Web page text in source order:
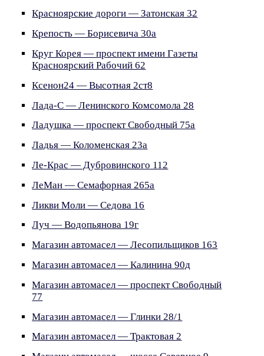
Красноярские дороги — Затонская 32
Крепость — Борисевича 30а
Круг Корея — проспект имени Газеты
Красноярский Рабочий 62
Ксенон24 — Высотная 2ст8
Лада-С — Ленинского Комсомола 28
Ладушка — проспект Свободный 75а
Ладья — Коломенская 23а
Ле-Крас — Дубровинского 112
ЛеМан — Семафорная 265а
Ликви Моли — Седова 16
Луч — Водопьянова 19г
Магазин автомасел — Лесопильщиков 163
Магазин автомасел — Калинина 90д
Магазин автомасел — проспект Свободный
77
Магазин автомасел — Глинки 28/1
Магазин автомасел — Трактовая 2